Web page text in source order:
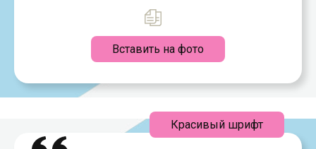
Вставить на фото
Красивый шрифт